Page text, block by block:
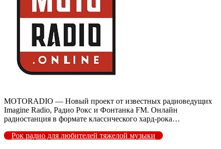
MOTORADIO — Новый проект от известных радиоведущих
Imagine Radio, Радио Рокс и Фонтанка FM. Онлайн
радиостанция в формате классического хард-рока…
Рок радио для любителей тяжелой музыки